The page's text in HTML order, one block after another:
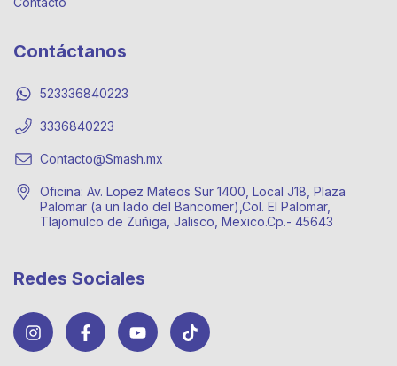
Contáctanos
523336840223
3336840223
Contacto@Smash.mx
Oficina: Av. Lopez Mateos Sur 1400, Local J18, Plaza
Palomar (a un lado del Bancomer),Col. El Palomar,
Tlajomulco de Zuñiga, Jalisco, Mexico.Cp.- 45643
Redes Sociales